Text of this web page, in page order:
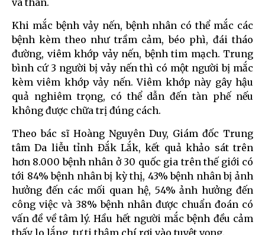
và thân.
Khi mắc bệnh vảy nến, bệnh nhân có thể mắc các
bệnh kèm theo như trầm cảm, béo phì, đái tháo
đường, viêm khớp vảy nến, bệnh tim mạch. Trung
bình cứ 3 người bị vảy nến thì có một người bị mắc
kèm viêm khớp vảy nến. Viêm khớp này gây hậu
quả nghiêm trọng, có thể dẫn đến tàn phế nếu
không được chữa trị đúng cách.
Theo bác sĩ Hoàng Nguyên Duy, Giám đốc Trung
tâm Da liễu tỉnh Đắk Lắk, kết quả khảo sát trên
hơn 8.000 bệnh nhân ở 30 quốc gia trên thế giới có
tới 84% bệnh nhân bị kỳ thị, 43% bệnh nhân bị ảnh
hưởng đến các mối quan hệ, 54% ảnh hưởng đến
công việc và 38% bệnh nhân được chuẩn đoán có
vấn đề về tâm lý. Hầu hết người mắc bệnh đều cảm